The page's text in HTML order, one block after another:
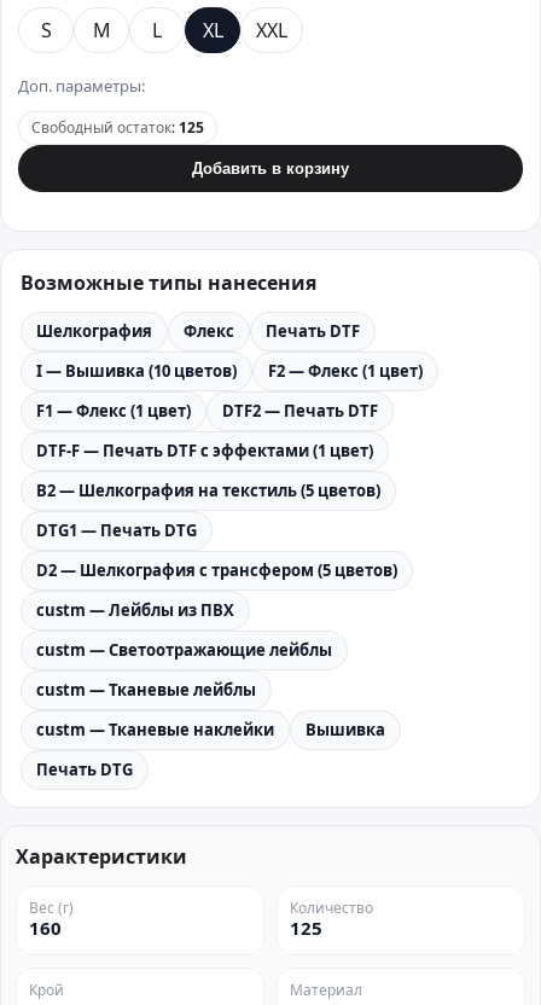
S M L XL XXL
Доп. параметры:
Свободный остаток: 125
Добавить в корзину
Возможные типы нанесения
Шелкография Флекс
Печать DTF
I — Вышивка (10 цветов)
F2 — Флекс (1 цвет)
F1 — Флекс (1 цвет)
DTF2 — Печать DTF
DTF-F — Печать DTF с эффектами (1 цвет)
B2 — Шелкография на текстиль (5 цветов)
DTG1 — Печать DTG
D2 — Шелкография с трансфером (5 цветов)
custm — Лейблы из ПВХ
custm — Светоотражающие лейблы
custm — Тканевые лейблы
custm — Тканевые наклейки
Вышивка
Печать DTG
Характеристики
Вес (г)
160
Количество
125
Крой Материал